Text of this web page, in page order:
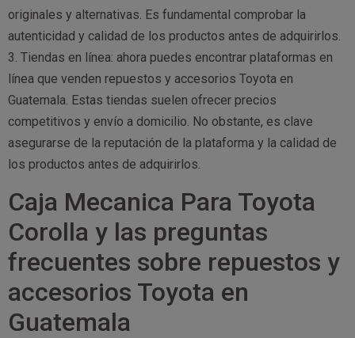
originales y alternativas. Es fundamental comprobar la
autenticidad y calidad de los productos antes de adquirirlos.
3. Tiendas en línea: ahora puedes encontrar plataformas en
línea que venden repuestos y accesorios Toyota en
Guatemala. Estas tiendas suelen ofrecer precios
competitivos y envío a domicilio. No obstante, es clave
asegurarse de la reputación de la plataforma y la calidad de
los productos antes de adquirirlos.
Caja Mecanica Para Toyota
Corolla y las preguntas
frecuentes sobre repuestos y
accesorios Toyota en
Guatemala